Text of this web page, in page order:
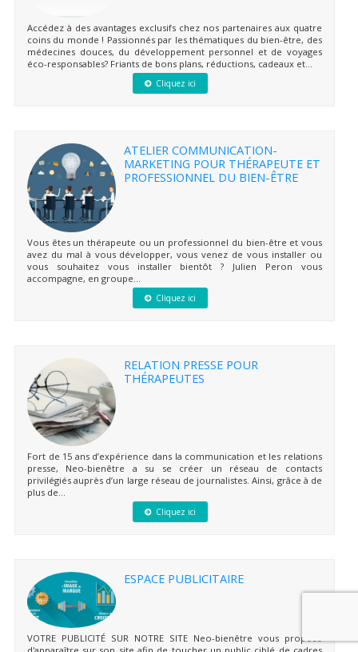
Accédez à des avantages exclusifs chez nos partenaires aux quatre
coins du monde ! Passionnés par les thématiques du bien-être, des
médecines douces, du développement personnel et de voyages
éco-responsables? Friants de bons plans, réductions, cadeaux et...
Cliquez ici
ATELIER COMMUNICATION-
MARKETING POUR THÉRAPEUTE ET
PROFESSIONNEL DU BIEN-ÊTRE
Vous êtes un thérapeute ou un professionnel du bien-être et vous
avez du mal à vous développer, vous venez de vous installer ou
vous souhaitez vous installer bientôt ? Julien Peron vous
accompagne, en groupe...
Cliquez ici
RELATION PRESSE POUR
THÉRAPEUTES
Fort de 15 ans d’expérience dans la communication et les relations
presse, Neo-bienêtre a su se créer un réseau de contacts
privilégiés auprès d’un large réseau de journalistes. Ainsi, grâce à de
plus de...
Cliquez ici
ESPACE PUBLICITAIRE
VOTRE PUBLICITÉ SUR NOTRE SITE Neo-bienêtre vous propose